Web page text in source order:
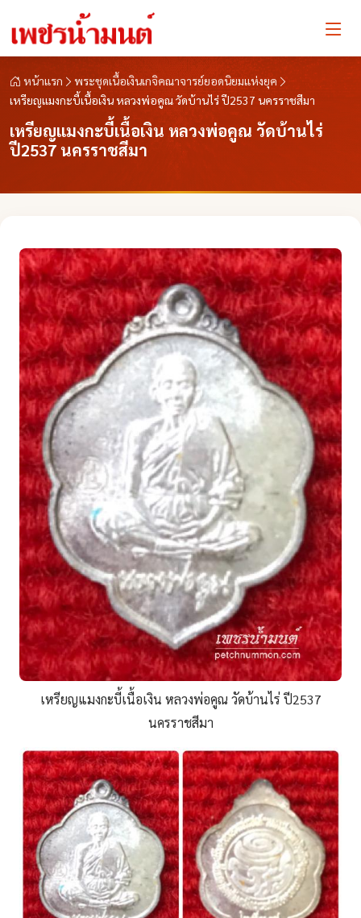
หน้าแรก
พระชุดเนื้อเงินเกจิคณาจารย์ยอดนิยมแห่งยุค
เหรียญแมงกะบี้เนื้อเงิน หลวงพ่อคูณ วัดบ้านไร่ ปี2537 นครราชสีมา
เหรียญแมงกะบี้เนื้อเงิน หลวงพ่อคูณ วัดบ้านไร่
ปี2537 นครราชสีมา
เหรียญแมงกะบี้เนื้อเงิน หลวงพ่อคูณ วัดบ้านไร่ ปี2537
นครราชสีมา